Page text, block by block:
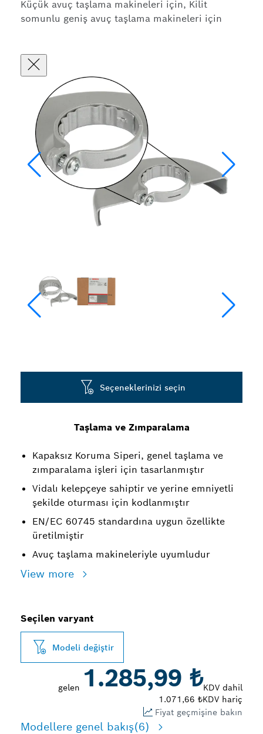
Küçük avuç taşlama makineleri için, Kilit
somunlu geniş avuç taşlama makineleri için
Taşlama ve Zımparalama
Kapaksız Koruma Siperi, genel taşlama ve
zımparalama işleri için tasarlanmıştır
Vidalı kelepçeye sahiptir ve yerine emniyetli
şekilde oturması için kodlanmıştır
EN/EC 60745 standardına uygun özellikte
üretilmiştir
Avuç taşlama makineleriyle uyumludur
View more
Seçeneklerinizi seçin
Seçilen varyant
Modeli değiştir
gelen 1.285,99 ₺KDV dahil
1.071,66 ₺KDV hariç
Fiyat geçmişine bakın
Modellere genel bakış(6)